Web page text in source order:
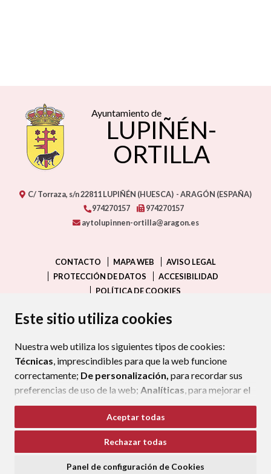
Este sitio utiliza cookies
Nuestra web utiliza los siguientes tipos de cookies:
Técnicas, imprescindibles para que la web funcione
correctamente; De personalización, para recordar sus
preferencias de uso de la web; Analíticas, para mejorar el
funcionamiento de la web y sus servicios.
Si acepta pulsando el botón“Aceptar todas”
consideramos que acepta su uso. Si pulsa el botón
Aceptar todas
Rechazar todas
Panel de configuración de Cookies
Ayuntamiento de
LUPIÑÉN-
ORTILLA
C/ Torraza, s/n22811LUPIÑÉN (HUESCA) - ARAGÓN (ESPAÑA)
974270157
974270157
aytolupinnen-ortilla@aragon.es
CONTACTO MAPA WEB
AVISO LEGAL
PROTECCIÓN DE DATOS
ACCESIBILIDAD
POLÍTICA DE COOKIES